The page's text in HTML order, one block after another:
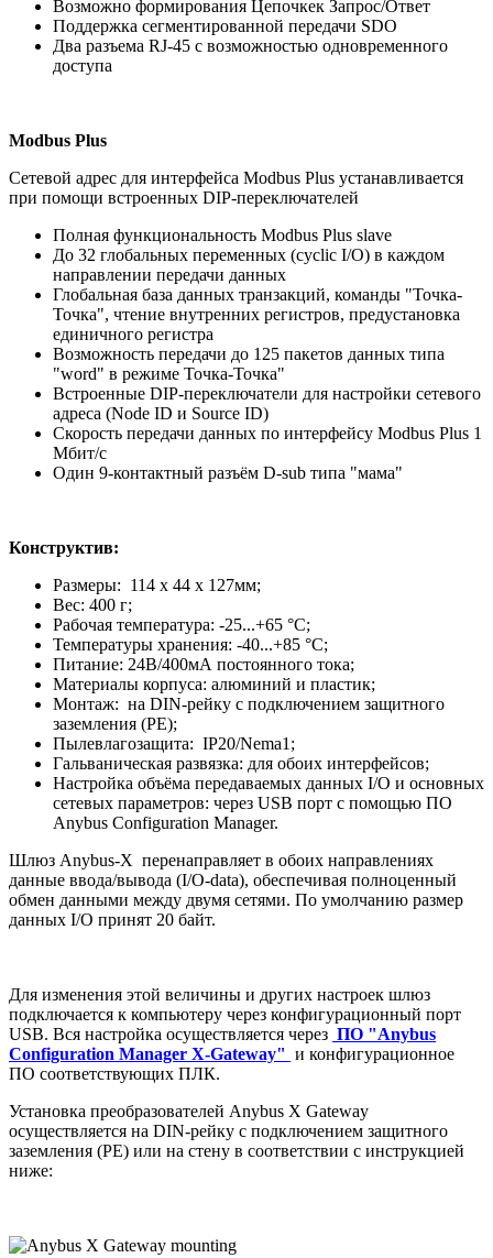
Возможно формирования Цепочкек Запрос/Ответ
Поддержка сегментированной передачи SDO
Два разъема RJ-45 с возможностью одновременного
доступа
Modbus Plus
Сетевой адрес для интерфейса Modbus Plus устанавливается
при помощи встроенных DIP-переключателей
Полная функциональность Modbus Plus slave
До 32 глобальных переменных (cyclic I/O) в каждом
направлении передачи данных
Глобальная база данных транзакций, команды "Точка-
Точка", чтение внутренних регистров, предустановка
единичного регистра
Возможность передачи до 125 пакетов данных типа
"word" в режиме Точка-Точка"
Встроенные DIP-переключатели для настройки сетевого
адреса (Node ID и Source ID)
Скорость передачи данных по интерфейсу Modbus Plus 1
Мбит/с
Один 9-контактный разъём D-sub типа "мама"
Конструктив:
Размеры: 114 x 44 x 127мм;
Вес: 400 г;
Рабочая температура: -25...+65 °C;
Температуры хранения: -40...+85 °C;
Питание: 24В/400мА постоянного тока;
Материалы корпуса: алюминий и пластик;
Монтаж: на DIN-рейку с подключением защитного
заземления (РЕ);
Пылевлагозащита: IP20/Nema1;
Гальваническая развязка: для обоих интерфейсов;
Настройка объёма передаваемых данных I/O и основных
сетевых параметров: через USB порт с помощью ПО
Anybus Configuration Manager.
Шлюз Anybus-X перенаправляет в обоих направлениях
данные ввода/вывода (I/O-data), обеспечивая полноценный
обмен данными между двумя сетями. По умолчанию размер
данных I/O принят 20 байт.
Для изменения этой величины и других настроек шлюз
подключается к компьютеру через конфигурационный порт
USB. Вся настройка осуществляется через ПО "Anybus
Configuration Manager X-Gateway" и конфигурационное
ПО соответствующих ПЛК.
Установка преобразователей Anybus X Gateway
осуществляется на DIN-рейку с подключением защитного
заземления (РЕ) или на стену в соответствии с инструкцией
ниже: